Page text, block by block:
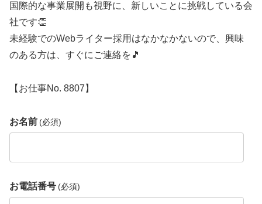
国際的な事業展開も視野に、新しいことに挑戦している会
社です👏
未経験でのWebライター採用はなかなかないので、興味
のある方は、すぐにご連絡を🎵
【お仕事No. 8807】
お名前 (必須)
お電話番号 (必須)